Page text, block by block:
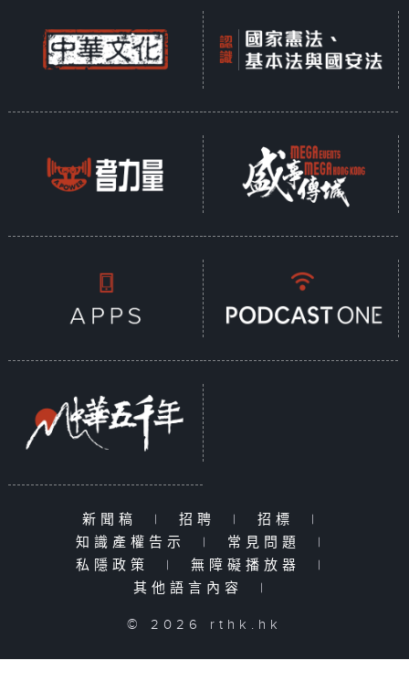
新聞稿 | 招聘 | 招標
|
知識產權告示
| 常見問題
|
私隱政策
| 無障礙播放器
|
其他語言內容
|
© 2026 rthk.hk